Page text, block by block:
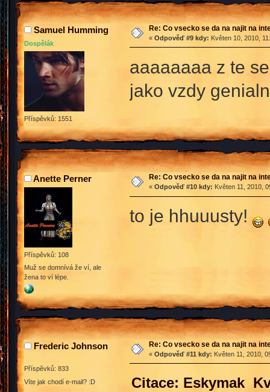
Samuel Humming
Dospělák
Příspěvků: 1551
Re: Co vsecko se da na najit na
« Odpověď #9 kdy: Květen 10, 2010,
aaaaaaaa z te
jako vzdy
Anette Perner
Příspěvků: 108
Muž se domnívá že ví, ale
žena to ví lépe.
Re: Co vsecko se da na najit na
« Odpověď #10 kdy: Květen 11, 2010,
to je hhuuusty!
Frederic Johnson
Příspěvků: 833
Víte jak chodí e-mail? :D
Re: Co vsecko se da na najit na
« Odpověď #11 kdy: Květen 11, 2010,
Citace: Eskymak